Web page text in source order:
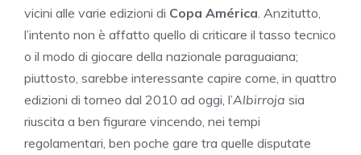
vicini alle varie edizioni di Copa América. Anzitutto,
l’intento non è affatto quello di criticare il tasso tecnico
o il modo di giocare della nazionale paraguaiana;
piuttosto, sarebbe interessante capire come, in quattro
edizioni di torneo dal 2010 ad oggi, l’Albirroja sia
riuscita a ben figurare vincendo, nei tempi
regolamentari, ben poche gare tra quelle disputate